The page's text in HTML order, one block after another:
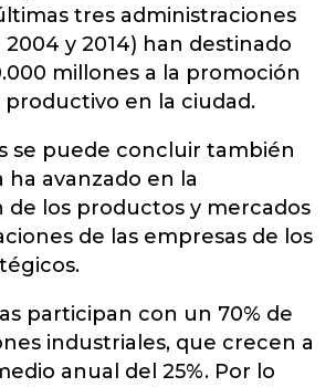
tres administraciones
2004 y 2014) han destinado
millones a la promoción
en la ciudad.
se puede concluir también
avanzado en la
de los productos y mercados
de las empresas de los
participan con un 70% de
industriales, que crecen a
anual del 25%. Por lo